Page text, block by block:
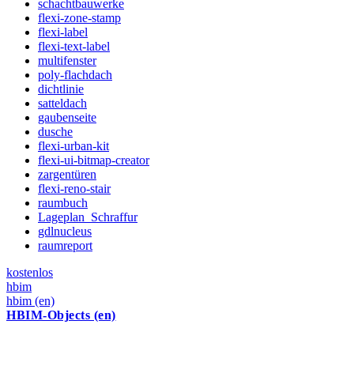
schachtbauwerke
flexi-zone-stamp
flexi-label
flexi-text-label
multifenster
poly-flachdach
dichtlinie
satteldach
gaubenseite
dusche
flexi-urban-kit
flexi-ui-bitmap-creator
zargentüren
flexi-reno-stair
raumbuch
Lageplan_Schraffur
gdlnucleus
raumreport
kostenlos
hbim
hbim (en)
HBIM-Objects (en)